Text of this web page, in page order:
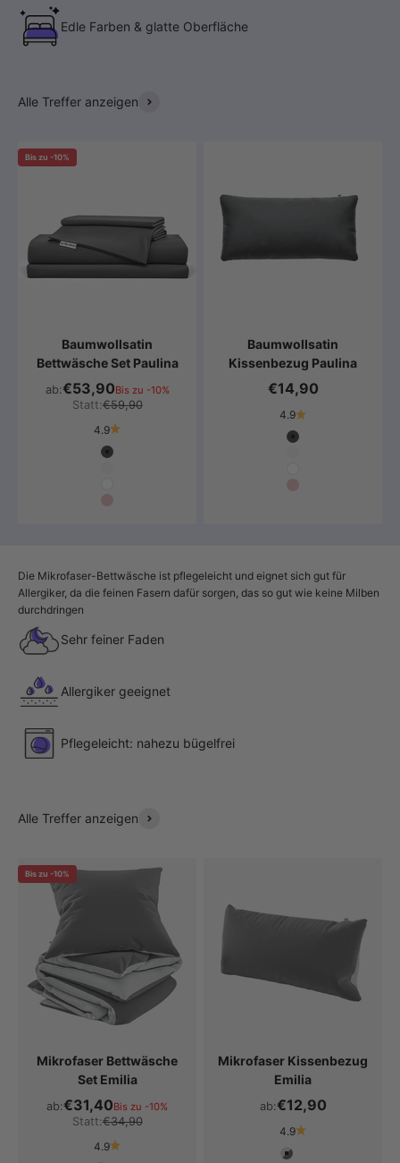
Edle Farben & glatte Oberfläche
Alle Treffer anzeigen
Bis zu -10%
Baumwollsatin
Bettwäsche Set Paulina
ab:€53,90Bis zu -10%
Statt:€59,90
4.9
Farbe
Anthrazit
Weiß
Baumwollsatin
Kissenbezug Paulina
€14,90
4.9
Farbe
Anthrazit
Weiß
Die Mikrofaser-Bettwäsche ist pflegeleicht und eignet sich gut für
Allergiker, da die feinen Fasern dafür sorgen, das so gut wie keine Milben
durchdringen
Sehr feiner Faden
Allergiker geeignet
Pflegeleicht: nahezu bügelfrei
Alle Treffer anzeigen
Bis zu -10%
Mikrofaser Bettwäsche
Set Emilia
ab:€31,40Bis zu -10%
Statt:€34,90
4.9
Mikrofaser Kissenbezug
Emilia
ab:€12,90
4.9
Farbe